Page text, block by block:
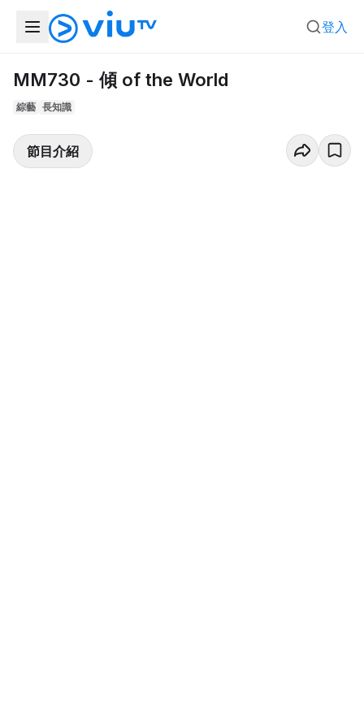
登入
MM730 - 傾 of the World
綜藝 長知識
節目介紹